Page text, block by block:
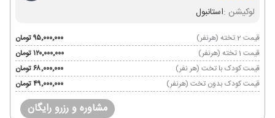
لوکیشن :استانبول
قیمت 2 تخته (هرنفر)
۹۵٬۰۰۰٬۰۰۰ تومان
قیمت 1 تخته (هرنفر)
۱۲۰٬۰۰۰٬۰۰۰ تومان
قیمت کودک با تخت (هر نفر)
۶۸٬۰۰۰٬۰۰۰ تومان
قیمت کودک بدون تخت (هرنفر)
۴۹٬۰۰۰٬۰۰۰ تومان
مشاوره و رزرو رایگان